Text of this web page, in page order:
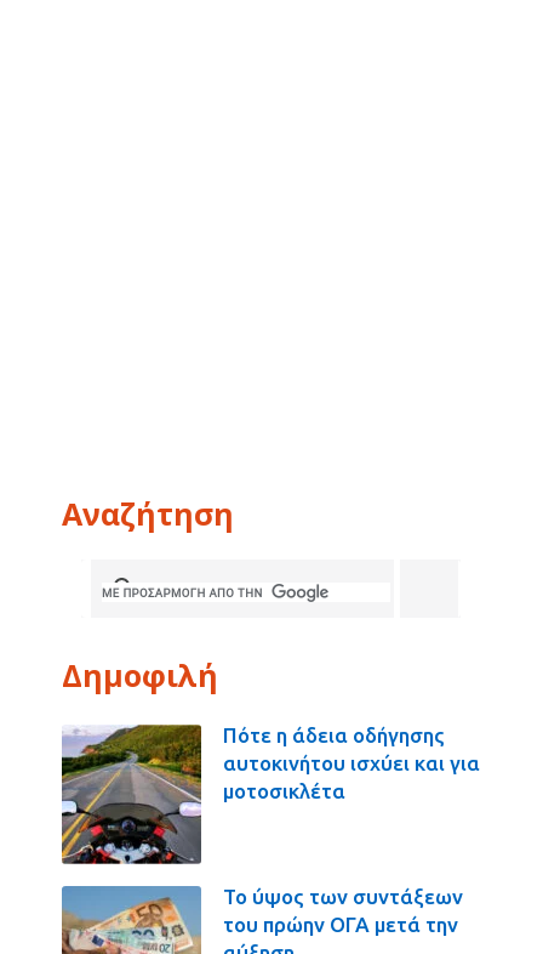
Αναζήτηση
Δημοφιλή
Πότε η άδεια οδήγησης
αυτοκινήτου ισχύει και για
μοτοσικλέτα
Το ύψος των συντάξεων
του πρώην ΟΓΑ μετά την